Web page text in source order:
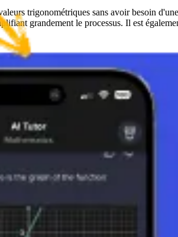
trigonométriques sans avoir besoin
grandement le processus. Il est
et scientifiques. Il permet de résoudre
et de sa praticité, ce tableau reste un outil